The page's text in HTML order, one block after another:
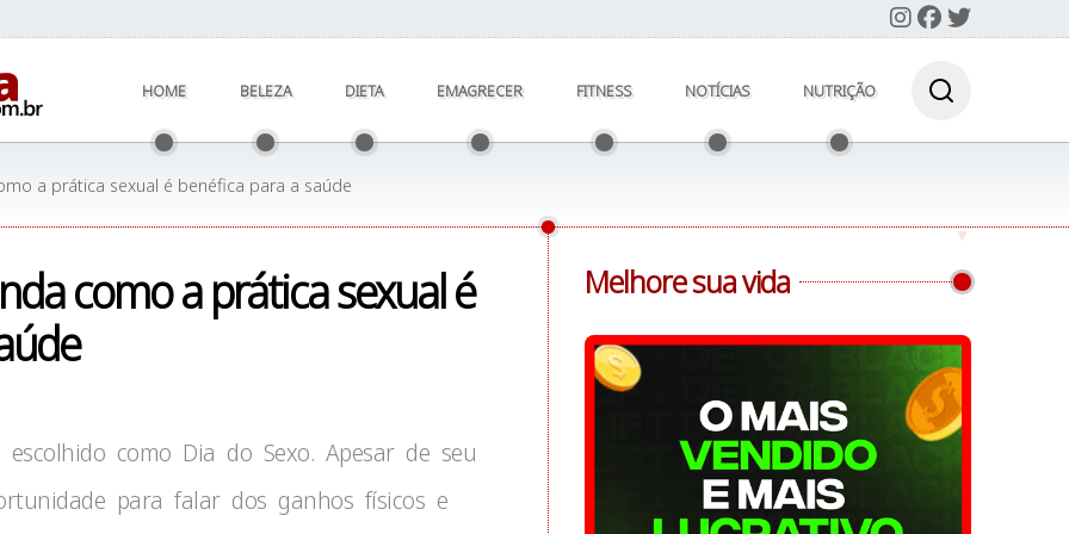
HOME BELEZA DIETA EMAGRECER FITNESS NOTÍCIAS NUTRIÇÃO
a prática sexual é benéfica para a saúde
como a prática sexual é
como Dia do Sexo. Apesar de seu
para falar dos ganhos físicos e
Melhore sua vida